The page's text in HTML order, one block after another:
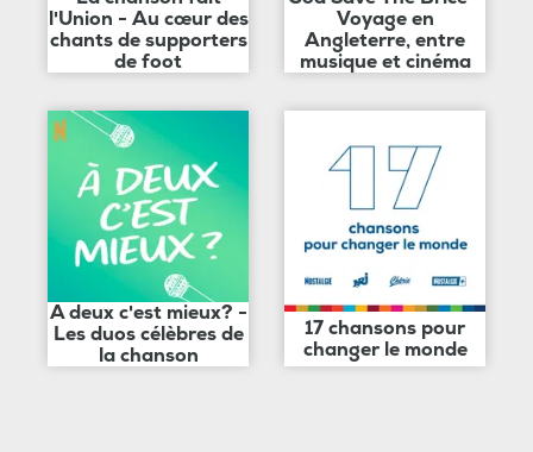
l'Union - Au cœur des
chants de supporters
de foot
Voyage en
Angleterre, entre
musique et cinéma
A deux c'est mieux? -
Les duos célèbres de
la chanson
17 chansons pour
changer le monde